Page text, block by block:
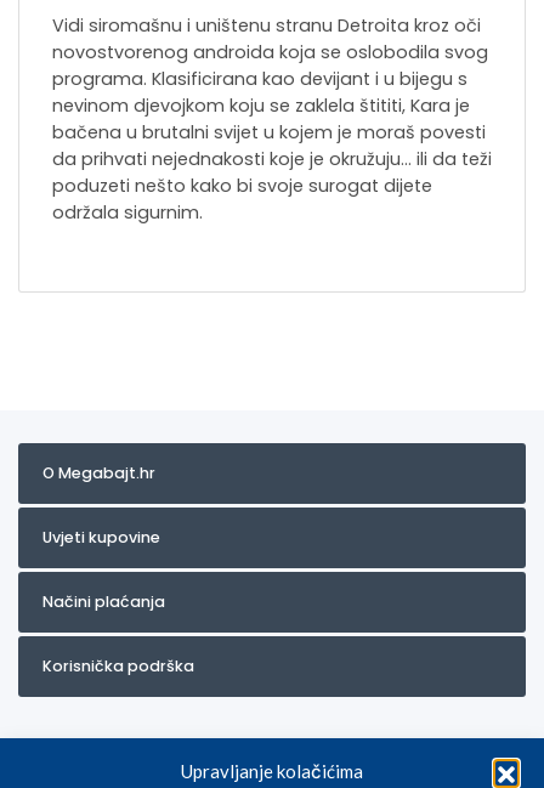
Upravljanje kolačićima
Vidi siromašnu i uništenu stranu Detroita kroz oči
novostvorenog androida koja se oslobodila svog
programa. Klasificirana kao devijant i u bijegu s
nevinom djevojkom koju se zaklela štititi, Kara je
bačena u brutalni svijet u kojem je moraš povesti
da prihvati nejednakosti koje je okružuju… ili da teži
poduzeti nešto kako bi svoje surogat dijete
održala sigurnim.
O Megabajt.hr
Uvjeti kupovine
Načini plaćanja
Korisnička podrška